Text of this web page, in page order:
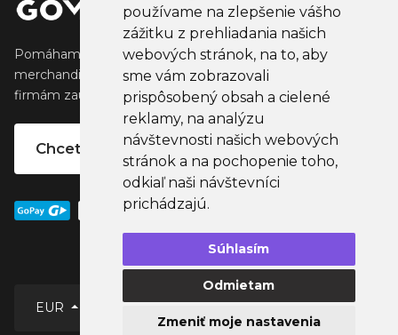
používame na zlepšenie vášho
zážitku z prehliadania našich
webových stránok, na to, aby
sme vám zobrazovali
prispôsobený obsah a cielené
reklamy, na analýzu
návštevnosti našich webových
stránok a na pochopenie toho,
odkiaľ naši návštevníci
prichádzajú.
Súhlasím
Odmietam
Zmeniť moje nastavenia
Pomáhame tvorcom vytvárať a predávať obľúbený
merchandise, ktorý oslovuje ich fanúšikov. Pomáhame
firmám zaujať ich klientov, partnertov a zamestnancov.
Chcete vlastný merchandise?
EUR